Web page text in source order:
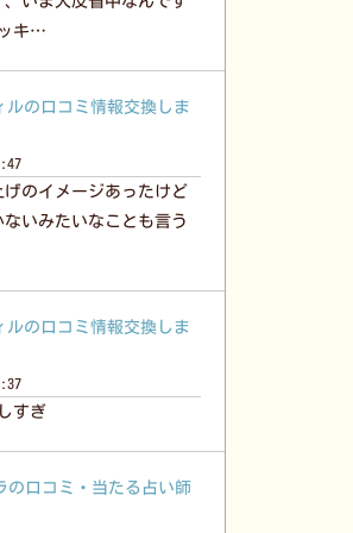
キ…
ルの口コミ情報交換しま
げのイメージあったけど
いみたいなことも言う
ルの口コミ情報交換しま
すぎ
の口コミ・当たる占い師